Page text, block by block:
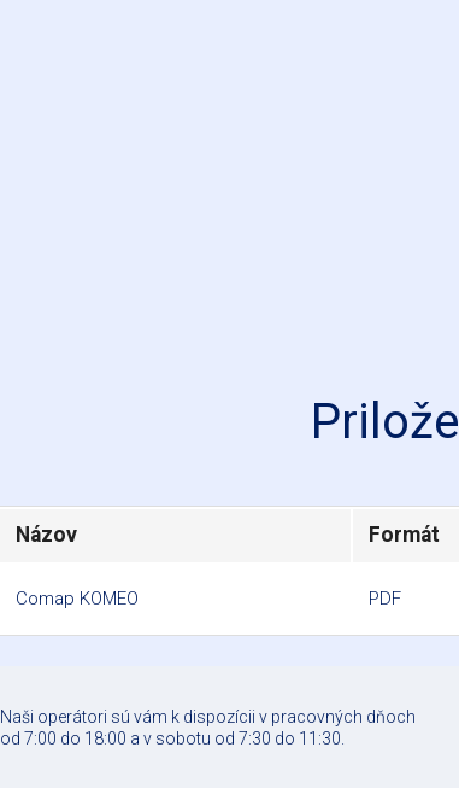
Názov Formát
Comap KOMEO PDF
Naši operátori sú vám k dispozícii v pracovných dňoch
od 7:00 do 18:00 a v sobotu od 7:30 do 11:30.